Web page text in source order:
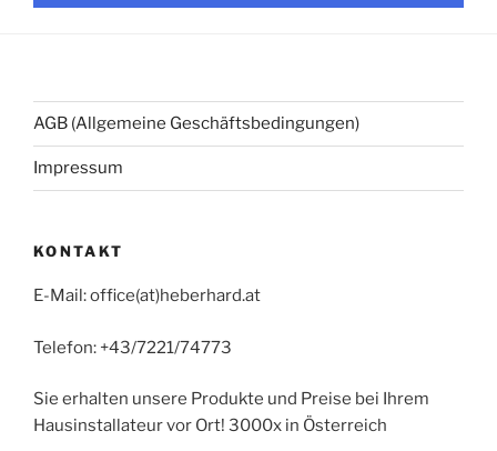
AGB (Allgemeine Geschäftsbedingungen)
Impressum
KONTAKT
E-Mail: office(at)heberhard.at
Telefon: +43/7221/74773
Sie erhalten unsere Produkte und Preise bei Ihrem
Hausinstallateur vor Ort! 3000x in Österreich